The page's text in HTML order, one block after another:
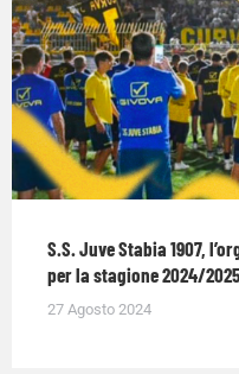
S.S. Juve Stabia 1907,
per la stagione 2024/2025
27 Agosto 2024